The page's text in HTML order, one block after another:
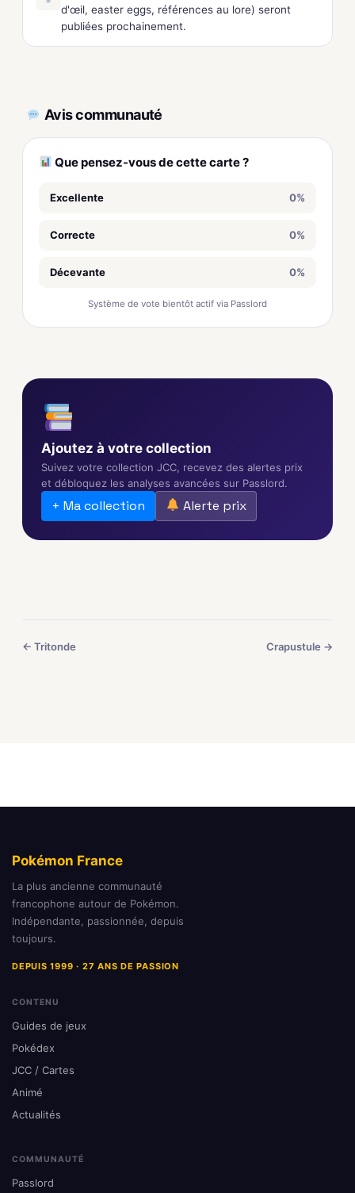
d'œil, easter eggs, références au lore) seront
publiées prochainement.
Avis communauté
Que pensez-vous de cette carte ?
Excellente 0%
Correcte 0%
Décevante 0%
Système de vote bientôt actif via Passlord
Ajoutez à votre collection
Suivez votre collection JCC, recevez des alertes prix
et débloquez les analyses avancées sur Passlord.
+ Ma collection Alerte prix
← Tritonde Crapustule →
Pokémon France
La plus ancienne communauté
francophone autour de Pokémon.
Indépendante, passionnée, depuis
toujours.
DEPUIS 1999 · 27 ANS DE PASSION
CONTENU
Guides de jeux
Pokédex
JCC / Cartes
Animé
Actualités
COMMUNAUTÉ
Passlord